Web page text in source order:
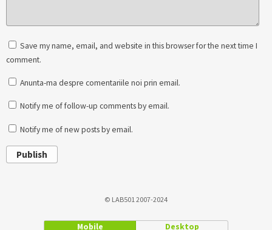
Save my name, email, and website in this browser for the next time I
comment.
Anunta-ma despre comentariile noi prin email.
Notify me of follow-up comments by email.
Notify me of new posts by email.
Publish
© LAB501 2007-2024
Mobile Desktop